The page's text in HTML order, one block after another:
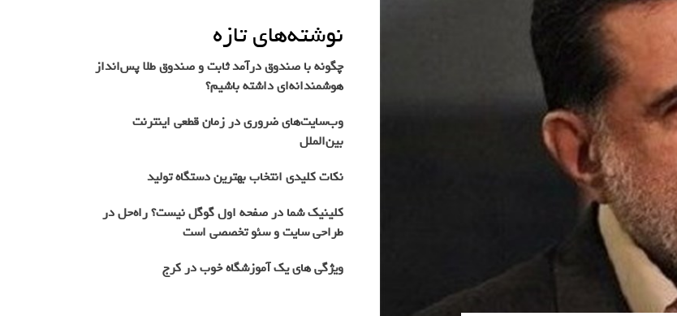
نوشته‌های تازه
چگونه با صندوق درآمد ثابت و صندوق طلا پس‌انداز
هوشمندانه‌ای داشته باشیم؟
وب‌سایت‌های ضروری در زمان قطعی اینترنت
بین‌الملل
نکات کلیدی انتخاب بهترین دستگاه تولید
کلینیک شما در صفحه اول گوگل نیست؟ راه‌حل در
طراحی سایت و سئو تخصصی است
ویژگی های یک آموزشگاه خوب در کرج